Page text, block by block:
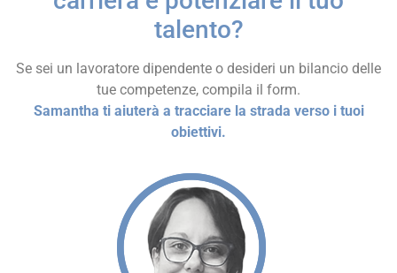
talento?
Se sei un lavoratore dipendente o desideri un bilancio delle
tue competenze, compila il form.
Samantha ti aiuterà a tracciare la strada verso i tuoi
obiettivi.